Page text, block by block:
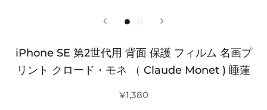
iPhone SE 第2世代用 背面 保護 フィルム 名画プ
リント クロード・モネ （ Claude Monet ) 睡蓮
¥1,380